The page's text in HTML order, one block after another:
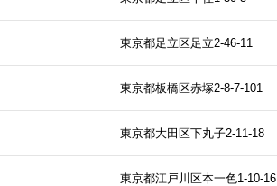
東京都足立区足立2-46-11
東京都板橋区赤塚2-8-7-101
東京都大田区下丸子2-11-18
東京都江戸川区本一色1-10-16